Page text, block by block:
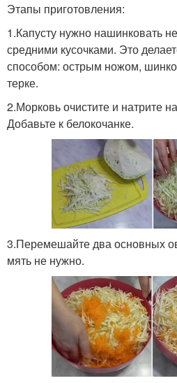
Этапы приготовления:
1.Капусту нужно нашинковать
средними кусочками. Это
способом: острым ножом,
терке.
2.Морковь очистите и натрите
Добавьте к белокочанке.
3.Перемешайте два основных
мять не нужно.